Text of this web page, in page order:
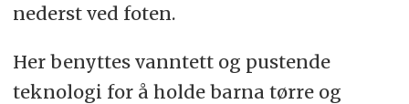
nederst ved foten.
Her benyttes vanntett og pustende
teknologi for å holde barna tørre og